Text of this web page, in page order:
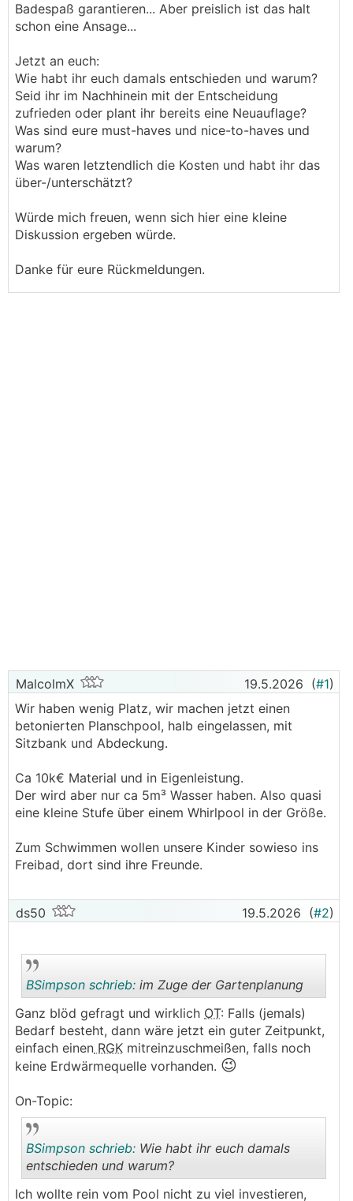
Badespaß garantieren... Aber preislich ist das halt
schon eine Ansage...
Jetzt an euch:
Wie habt ihr euch damals entschieden und warum?
Seid ihr im Nachhinein mit der Entscheidung
zufrieden oder plant ihr bereits eine Neuauflage?
Was sind eure must-haves und nice-to-haves und
warum?
Was waren letztendlich die Kosten und habt ihr das
über-/unterschätzt?
Würde mich freuen, wenn sich hier eine kleine
Diskussion ergeben würde.
Danke für eure Rückmeldungen.
MalcolmX 19.5.2026 (#1)
Wir haben wenig Platz, wir machen jetzt einen
betonierten Planschpool, halb eingelassen, mit
Sitzbank und Abdeckung.
Ca 10k€ Material und in Eigenleistung.
Der wird aber nur ca 5m³ Wasser haben. Also quasi
eine kleine Stufe über einem Whirlpool in der Größe.
Zum Schwimmen wollen unsere Kinder sowieso ins
Freibad, dort sind ihre Freunde.
ds50 19.5.2026 (#2)
..
BSimpson schrieb: im Zuge der Gartenplanung
Ganz blöd gefragt und wirklich OT: Falls (jemals)
Bedarf besteht, dann wäre jetzt ein guter Zeitpunkt,
einfach einen RGK mitreinzuschmeißen, falls noch
keine Erdwärmequelle vorhanden. 😉
On-Topic:
BSimpson schrieb: Wie habt ihr euch damals
entschieden und warum?
Ich wollte rein vom Pool nicht zu viel investieren,